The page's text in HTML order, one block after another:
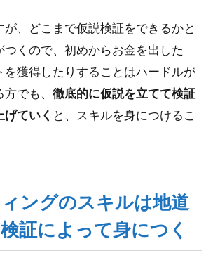
、どこまで仮説検証をできるかと
つくので、初めからお金を出した
を獲得したりすることはハードルが
でも、 徹底的に仮説を立てて検証
ていく と、スキルを身につけるこ
ングのスキルは地道
証によって身につく